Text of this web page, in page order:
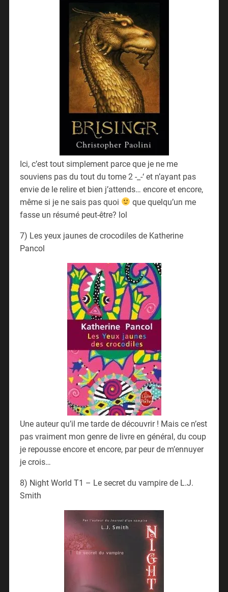
Ici, c’est tout simplement parce que je ne me
souviens pas du tout du tome 2 -_-‘ et n’ayant pas
envie de le relire et bien j’attends… encore et encore,
même si je ne sais pas quoi
que quelqu’un me
fasse un résumé peut-être? lol
7) Les yeux jaunes de crocodiles de Katherine
Pancol
Une auteur qu’il me tarde de découvrir ! Mais ce n’est
pas vraiment mon genre de livre en général, du coup
je repousse encore et encore, par peur de m’ennuyer
je crois…
8) Night World T1 – Le secret du vampire de L.J.
Smith